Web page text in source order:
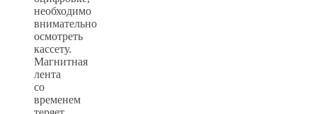
необходимо
внимательно
осмотреть
кассету.
Магнитная
лента
со
временем